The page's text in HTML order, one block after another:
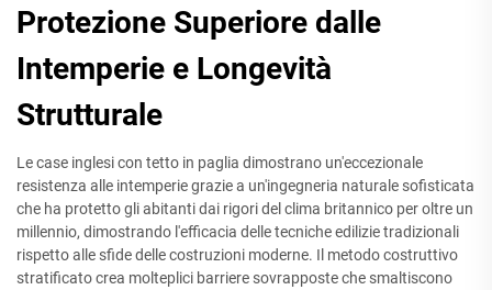
Protezione Superiore dalle
Intemperie e Longevità
Strutturale
Le case inglesi con tetto in paglia dimostrano un'eccezionale
resistenza alle intemperie grazie a un'ingegneria naturale sofisticata
che ha protetto gli abitanti dai rigori del clima britannico per oltre un
millennio, dimostrando l'efficacia delle tecniche edilizie tradizionali
rispetto alle sfide delle costruzioni moderne. Il metodo costruttivo
stratificato crea molteplici barriere sovrapposte che smaltiscono